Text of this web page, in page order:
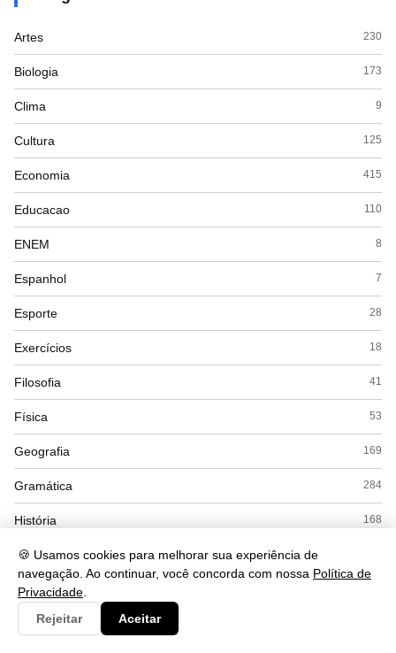
🍪 Usamos cookies para melhorar sua experiência de
navegação. Ao continuar, você concorda com nossa Política de
Privacidade
Rejeitar
Aceitar
Artes 230
Biologia 173
Clima 9
Cultura 125
Economia 415
Educacao 110
ENEM 8
Espanhol 7
Esporte 28
Exercícios 18
Filosofia 41
Física 53
Geografia 169
Gramática 284
História 168
Inglês
Interpretação
Literatura